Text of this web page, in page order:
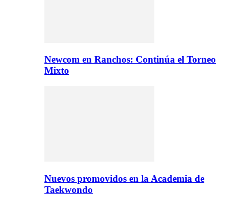
Newcom en Ranchos: Continúa el Torneo
Mixto
Nuevos promovidos en la Academia de
Taekwondo